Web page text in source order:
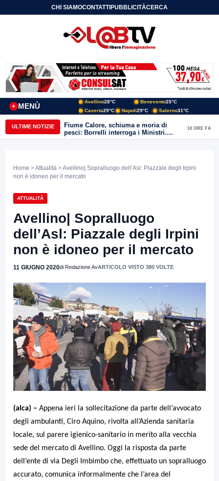
CHI SIAMOCONTATTIPUBBLICITÀCERCA
MENÙ
+
Avellino28°C Benevento25°C
Caserta29°C Napoli29°C Salerno31°C
ULTIME NOTIZIE
Fiume Calore, schiuma e moria di
pesci: Borrelli interroga i Ministri.
“Benevento paga l’assenza del
10 ORE FA
Home >Attualità > Avellino| Sopralluogo dell’Asl: Piazzale degli Irpini
non è idoneo per il mercato
ATTUALITÀ
Avellino| Sopralluogo
dell’Asl: Piazzale degli Irpini
non è idoneo per il mercato
11 GIUGNO 2020di Redazione AvARTICOLO VISTO 380 VOLTE
(alca) – Appena ieri la sollecitazione da parte dell’avvocato
degli ambulanti, Ciro Aquino, rivolta all’Azienda sanitaria
locale, sul parere igienico-sanitario in merito alla vecchia
sede del mercato di Avellino. Oggi la risposta da parte
dell’ente di via Degli Imbimbo che, effettuato un sopralluogo
accurato, comunica informalmente che l’area del